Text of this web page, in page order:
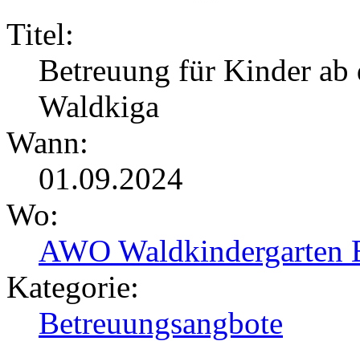
Titel:
Betreuung für Kinder ab
Waldkiga
Wann:
01.09.2024
Wo:
AWO Waldkindergarten
Kategorie:
Betreuungsangbote